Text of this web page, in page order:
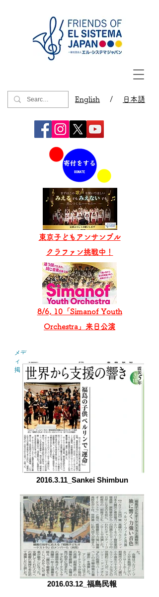
English / 日本語
8/6, 10「Simanof Youth
Orchestra」来日公演
東京子どもアンサンブル
​クラファン挑戦中！
メデ
ィア
掲載
2016.3.11_Sankei Shimbun
2016.03.12_福島民報